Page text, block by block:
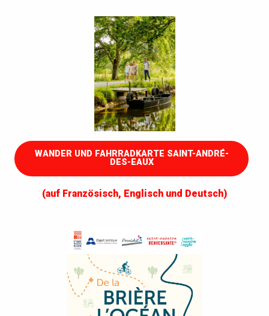
WANDER UND FAHRRADKARTE SAINT-ANDRÉ-
DES-EAUX
(auf Französisch, Englisch und Deutsch)